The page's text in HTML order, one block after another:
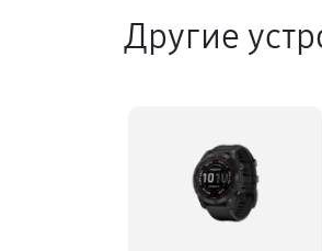
Другие